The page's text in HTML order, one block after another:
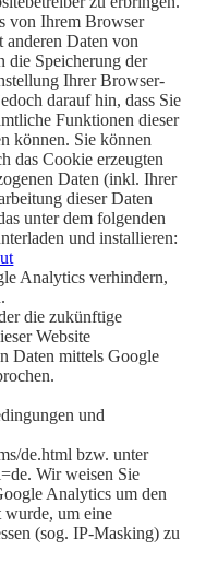
von Ihrem Browser
Daten von
die Speicherung der
Ihrer Browser-
darauf hin, dass Sie
Funktionen dieser
können. Sie können
das Cookie erzeugten
Daten (inkl. Ihrer
dieser Daten
unter dem folgenden
und installieren:
Analytics verhindern,
die zukünftige
Website
Daten mittels Google
und
de.html bzw. unter
Wir weisen Sie
Analytics um den
um eine
(sog. IP-Masking) zu